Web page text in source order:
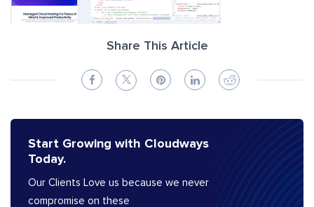
Share This Article
Start Growing with Cloudways
Today.
Our Clients Love us because we never
compromise on these